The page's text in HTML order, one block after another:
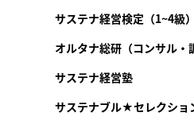
サステナ経営検定（1~4級）
オルタナ総研（コンサル・
サステナ経営塾
サステナブル★セレクショ